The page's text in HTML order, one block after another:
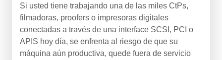
Si usted tiene trabajando una de las miles CtPs,
filmadoras, proofers o impresoras digitales
conectadas a través de una interface SCSI, PCI o
APIS hoy día, se enfrenta al riesgo de que su
máquina aún productiva, quede fuera de servicio